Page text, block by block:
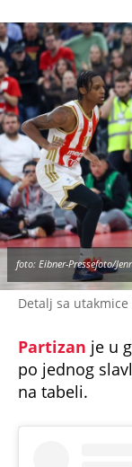
Detalj sa
foto: Eibner-Pressefoto/
Partizan je u
po jednog
na tabeli.